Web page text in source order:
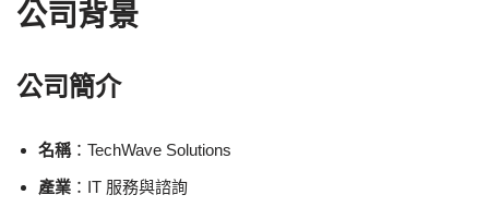
公司背景
公司簡介
名稱：TechWave Solutions
產業 ：IT 服務與諮詢